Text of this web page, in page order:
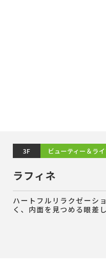
3F ビューティー＆ラ
ラフィネ
ハートフルリラクゼーシ
く、内面を見つめる眼差